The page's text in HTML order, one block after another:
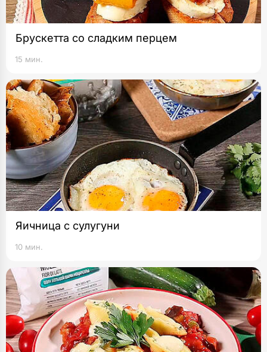
Брускетта со сладким перцем
15 мин.
Яичница с сулугуни
10 мин.